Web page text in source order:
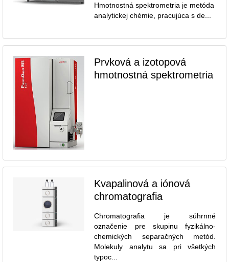
Hmotnostná spektrometria je metóda
analytickej chémie, pracujúca s de...
Prvková a izotopová
hmotnostná spektrometria
Kvapalinová a iónová
chromatografia
Chromatografia je súhrnné
označenie pre skupinu fyzikálno-
chemických separačných metód.
Molekuly analytu sa pri všetkých
typoc...